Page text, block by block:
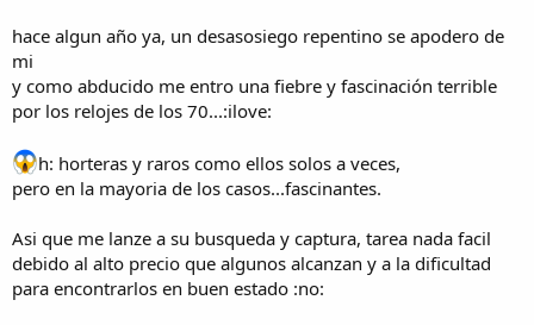
hace algun año ya, un desasosiego repentino se apodero de
mi
y como abducido me entro una fiebre y fascinación terrible
por los relojes de los 70...:ilove:
h: horteras y raros como ellos solos a veces,
pero en la mayoria de los casos...fascinantes.
Asi que me lanze a su busqueda y captura, tarea nada facil
debido al alto precio que algunos alcanzan y a la dificultad
para encontrarlos en buen estado :no: